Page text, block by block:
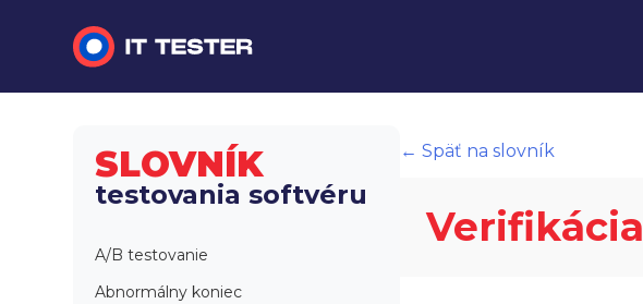
Automatizované testovanie
SLOVNÍK
testovania softvéru
A/B testovanie
Abnormálny koniec
← Späť na slovník
Verifikácia